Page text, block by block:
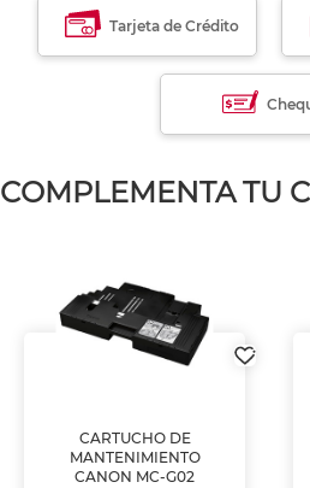
Tarjeta de Crédito
COMPLEMENTA TU
CARTUCHO DE
MANTENIMIENTO
CANON MC-G02